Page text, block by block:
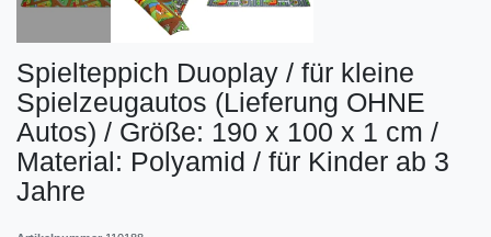
Spielteppich Duoplay / für kleine
Spielzeugautos (Lieferung OHNE
Autos) / Größe: 190 x 100 x 1 cm /
Material: Polyamid / für Kinder ab 3
Jahre